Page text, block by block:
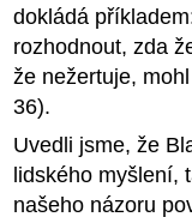
dokládá
rozhodnout, zda
že nežertuje,
36).
Uvedli jsme, že
lidského myšlení,
našeho názoru